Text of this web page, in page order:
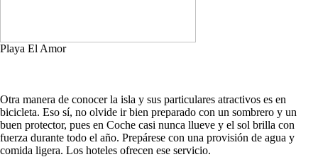
Playa El Amor
Otra manera de conocer la isla y sus particulares atractivos es en
bicicleta. Eso sí, no olvide ir bien preparado con un sombrero y un
buen protector, pues en Coche casi nunca llueve y el sol brilla con
fuerza durante todo el año. Prepárese con una provisión de agua y
comida ligera. Los hoteles ofrecen ese servicio.